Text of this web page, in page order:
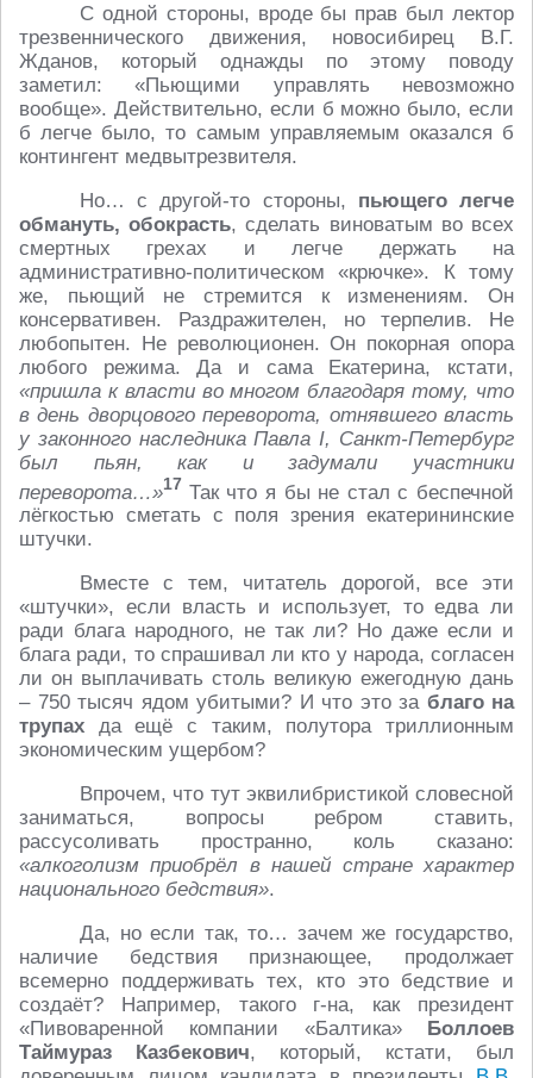
С одной стороны, вроде бы прав был лектор
трезвеннического движения, новосибирец В.Г.
Жданов, который однажды по этому поводу
заметил: «Пьющими управлять невозможно
вообще». Действительно, если б можно было, если
б легче было, то самым управляемым оказался б
контингент медвытрезвителя.
Но… с другой-то стороны, пьющего легче
обмануть, обокрасть, сделать виноватым во всех
смертных грехах и легче держать на
административно-политическом «крючке». К тому
же, пьющий не стремится к изменениям. Он
консервативен. Раздражителен, но терпелив. Не
любопытен. Не революционен. Он покорная опора
любого режима. Да и сама Екатерина, кстати,
«пришла к власти во многом благодаря тому, что
в день дворцового переворота, отнявшего власть
у законного наследника Павла I, Санкт-Петербург
был пьян, как и задумали участники
переворота…»17 Так что я бы не стал с беспечной
лёгкостью сметать с поля зрения екатерининские
штучки.
Вместе с тем, читатель дорогой, все эти
«штучки», если власть и использует, то едва ли
ради блага народного, не так ли? Но даже если и
блага ради, то спрашивал ли кто у народа, согласен
ли он выплачивать столь великую ежегодную дань
– 750 тысяч ядом убитыми? И что это за благо на
трупах да ещё с таким, полутора триллионным
экономическим ущербом?
Впрочем, что тут эквилибристикой словесной
заниматься, вопросы ребром ставить,
рассусоливать пространно, коль сказано:
«алкоголизм приобрёл в нашей стране характер
национального бедствия».
Да, но если так, то… зачем же государство,
наличие бедствия признающее, продолжает
всемерно поддерживать тех, кто это бедствие и
создаёт? Например, такого г-на, как президент
«Пивоваренной компании «Балтика»
Боллоев
Таймураз Казбекович, который, кстати, был